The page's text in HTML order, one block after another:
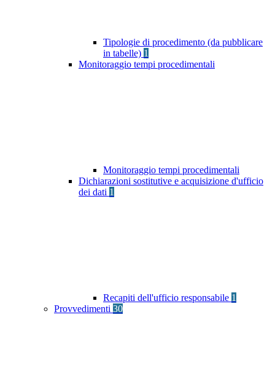
Tipologie di procedimento (da pubblicare
in tabelle) 1
Monitoraggio tempi procedimentali
Monitoraggio tempi procedimentali
Dichiarazioni sostitutive e acquisizione d'ufficio
dei dati 1
Recapiti dell'ufficio responsabile 1
Provvedimenti 30